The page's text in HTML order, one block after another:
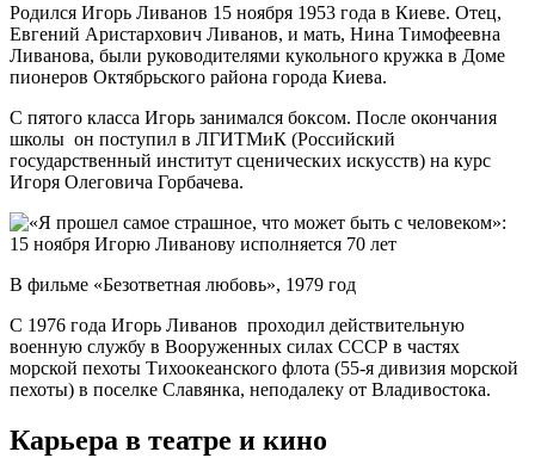
Родился Игорь Ливанов 15 ноября 1953 года в Киеве. Отец,
Евгений Аристархович Ливанов, и мать, Нина Тимофеевна
Ливанова, были руководителями кукольного кружка в Доме
пионеров Октябрьского района города Киева.
С пятого класса Игорь занимался боксом. После окончания
школы он поступил в ЛГИТМиК (Российский
государственный институт сценических искусств) на курс
Игоря Олеговича Горбачева.
В фильме «Безответная любовь», 1979 год
С 1976 года Игорь Ливанов проходил действительную
военную службу в Вооруженных силах СССР в частях
морской пехоты Тихоокеанского флота (55-я дивизия морской
пехоты) в поселке Славянка, неподалеку от Владивостока.
Карьера в театре и кино